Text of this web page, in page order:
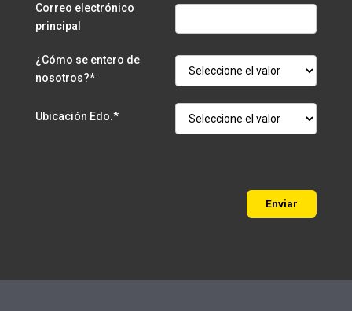
Correo electrónico
principal
¿Cómo se entero de
nosotros?*
Ubicación Edo.*